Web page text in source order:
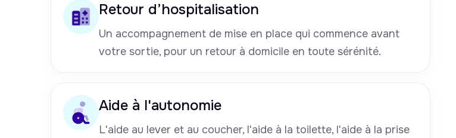
Retour d’hospitalisation
Un accompagnement de mise en place qui commence avant
votre sortie, pour un retour à domicile en toute sérénité.
Aide à l'autonomie
L'aide au lever et au coucher, l'aide à la toilette, l'aide à la prise